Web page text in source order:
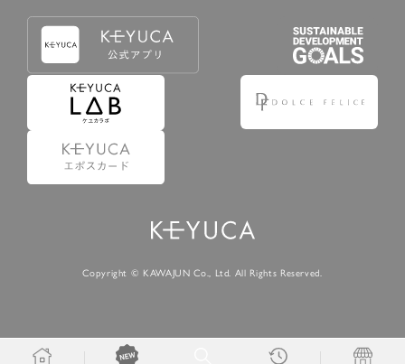
Copyright © KAWAJUN Co., Ltd. All Rights Reserved.